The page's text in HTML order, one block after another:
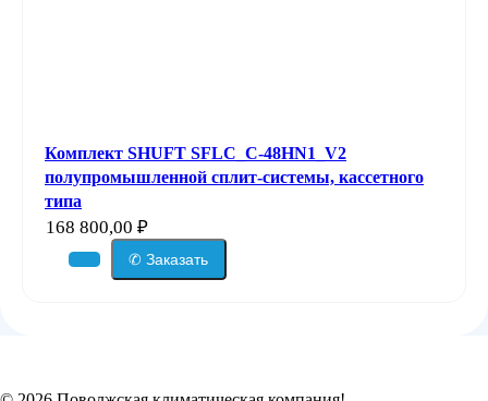
Комплект SHUFT SFLC_C-48HN1_V2
полупромышленной сплит-системы, кассетного
типа
168 800,00 ₽
✆ Заказать